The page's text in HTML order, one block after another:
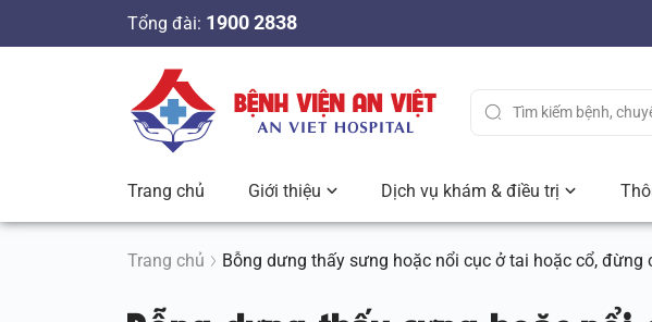
n
Tổng đài: 1900 2838
Trang chủ Giới thiệu Dịch vụ khám & điều trị
Trang chủ Bỗng dưng thấy sưng hoặc nổi cục ở tai hoặc cổ,